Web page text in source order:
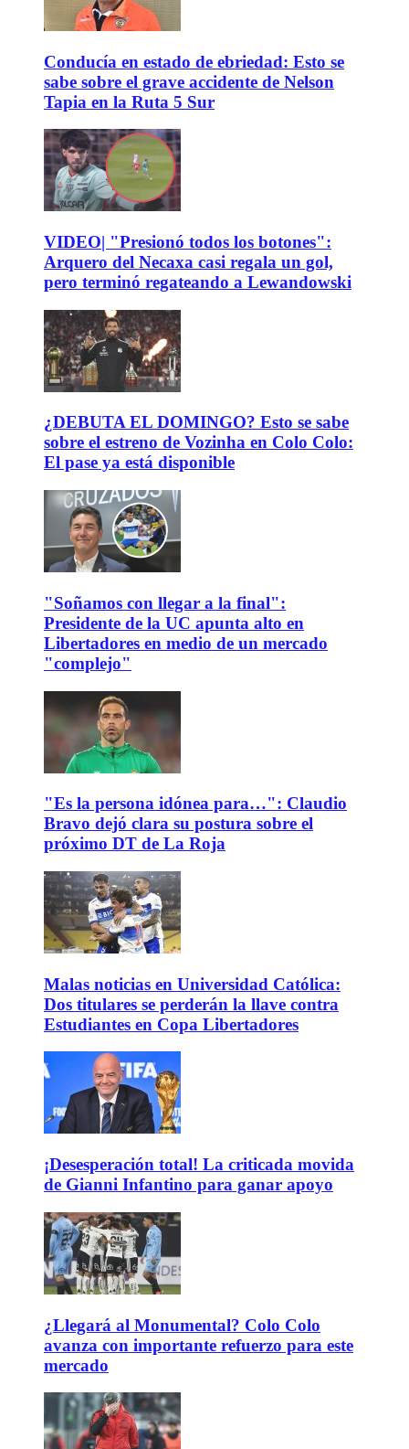
Conducía en estado de ebriedad: Esto se
sabe sobre el grave accidente de Nelson
Tapia en la Ruta 5 Sur
VIDEO| "Presionó todos los botones":
Arquero del Necaxa casi regala un gol,
pero terminó regateando a Lewandowski
¿DEBUTA EL DOMINGO? Esto se sabe
sobre el estreno de Vozinha en Colo Colo:
El pase ya está disponible
"Soñamos con llegar a la final":
Presidente de la UC apunta alto en
Libertadores en medio de un mercado
"complejo"
"Es la persona idónea para…": Claudio
Bravo dejó clara su postura sobre el
próximo DT de La Roja
Malas noticias en Universidad Católica:
Dos titulares se perderán la llave contra
Estudiantes en Copa Libertadores
¡Desesperación total! La criticada movida
de Gianni Infantino para ganar apoyo
¿Llegará al Monumental? Colo Colo
avanza con importante refuerzo para este
mercado